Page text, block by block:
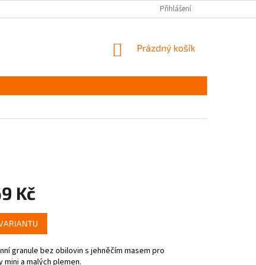
NAPIŠTE NÁMPřihlášení
NÁKUPNÍ
Prázdný košík
Kč
granule bez obilovin s jehněčím masem pro
a malých plemen.